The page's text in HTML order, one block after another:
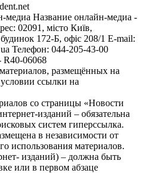
медиа Название онлайн-медиа -
02091, місто Київ,
172-Б, офіс 208/1 E-mail:
Телефон: 044-205-43-00
R40-06068
размещённых на
ссылки на
со страницы «Новости
изданий – обязательна
систем гиперссылка.
в независимости от
использования материалов.
изданий) – должна быть
или в первом абзаце